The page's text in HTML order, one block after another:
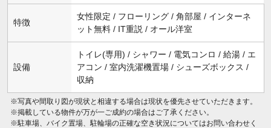
特徴
女性限定 / フローリング / 角部屋 / インターネ
ット無料 / IT重説 / オール洋室
設備
トイレ(専用) / シャワー / 電気コンロ / 給湯 / エ
アコン / 室内洗濯機置場 / シューズボックス /
収納
※写真や間取り図が現状と相違する場合は現状を優先させていただきます。
※掲載している物件が万が一ご成約の場合はご了承ください。
※駐車場、バイク置場、駐輪場の正確な空き状況についてはお問い合わせく